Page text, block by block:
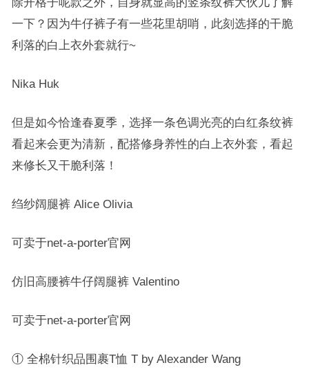
一下？因为牛仔裤子有一些花里胡哨，此刻选择的干脆
利落的白上衣外套就行~
Nika Huk
但是如今恰逢春夏季，选择一条色调光亮的白红条纹裤
看起来会更为清新，配搭修身养性的白上衣外套，看起
来修长又干脆利落！
绉纱阔腿裤 Alice Olivia
可卖于net-a-porter官网
仿旧高腰裤牛仔阔腿裤 Valentino
可卖于net-a-porter官网
① 全棉针织品围裹T恤 T by Alexander Wang